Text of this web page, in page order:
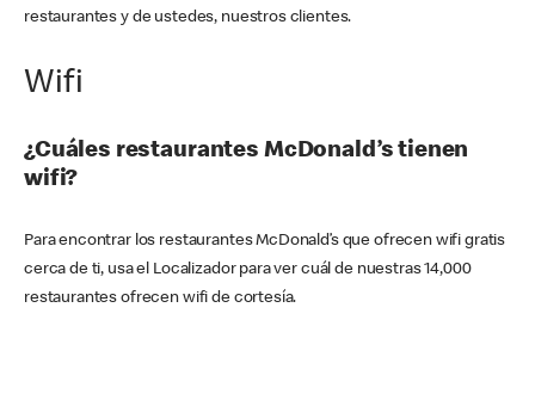
restaurantes y de ustedes, nuestros clientes.
Wifi
¿Cuáles restaurantes McDonald’s tienen
wifi?
Para encontrar los restaurantes McDonald’s que ofrecen wifi gratis
cerca de ti, usa el Localizador para ver cuál de nuestras 14,000
restaurantes ofrecen wifi de cortesía.